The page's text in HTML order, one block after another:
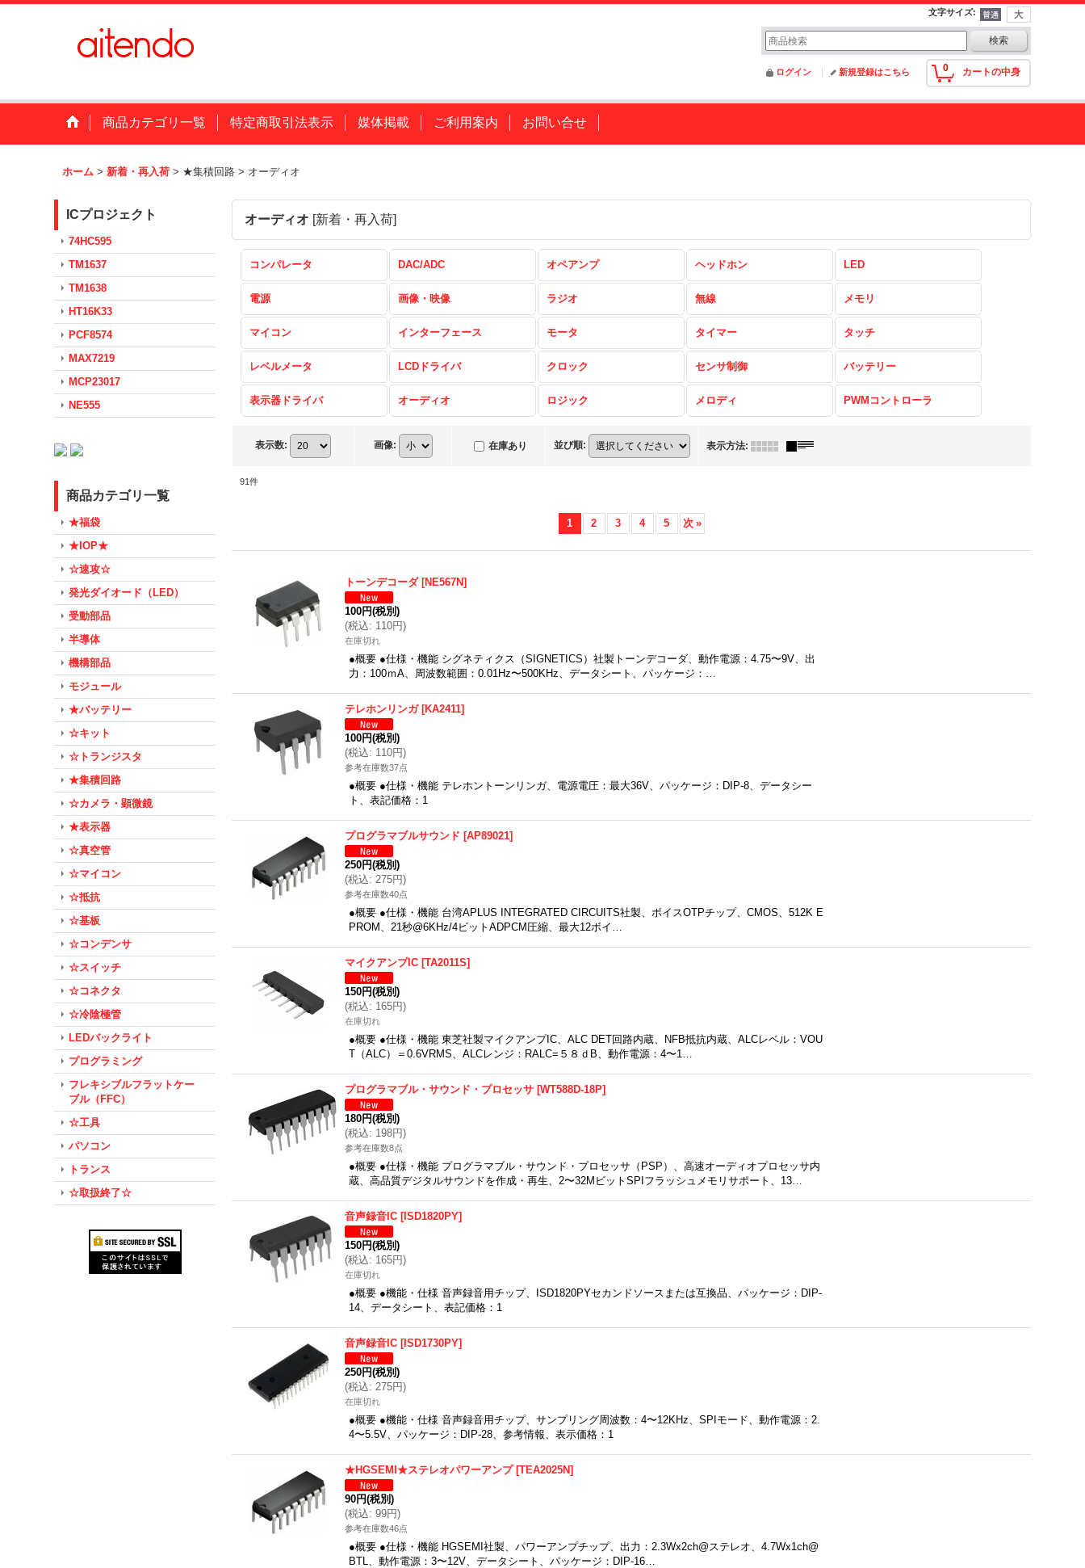
文字サイズ:
0 カートの中身
ログイン 新規登録はこちら
商品カテゴリ一覧 特定商取引法表示 媒体掲載 ご利用案内 お問い合せ
ホーム > 新着・再入荷 > ★集積回路 > オーディオ
ICプロジェクト
74HC595
TM1637
TM1638
HT16K33
PCF8574
MAX7219
MCP23017
NE555
商品カテゴリ一覧
★福袋
★IOP★
☆速攻☆
発光ダイオード（LED）
受動部品
半導体
機構部品
モジュール
★バッテリー
☆キット
☆トランジスタ
★集積回路
☆カメラ・顕微鏡
★表示器
☆真空管
☆マイコン
☆抵抗
☆基板
☆コンデンサ
☆スイッチ
☆コネクタ
☆冷陰極管
LEDバックライト
プログラミング
フレキシブルフラットケー
ブル（FFC）
☆工具
パソコン
トランス
☆取扱終了☆
オーディオ [新着・再入荷]
コンパレータ DAC/ADC オペアンプ ヘッドホン LED
電源 画像・映像 ラジオ 無線 メモリ
マイコン インターフェース モータ タイマー タッチ
レベルメータ LCDドライバ クロック センサ制御 バッテリー
表示器ドライバ オーディオ ロジック メロディ PWMコントローラ
表示数: 画像: 在庫あり 並び順: 表示方法:
91件
1 2 3 4 5 次 »
トーンデコーダ [NE567N]
100円(税別)
(税込: 110円)
在庫切れ
●概要 ●仕様・機能 シグネティクス（SIGNETICS）社製トーンデコーダ、動作電源：4.75〜9V、出
力：100ｍA、周波数範囲：0.01Hz〜500KHz、データシート、パッケージ：…
テレホンリンガ [KA2411]
100円(税別)
(税込: 110円)
参考在庫数37点
●概要 ●仕様・機能 テレホントーンリンガ、電源電圧：最大36V、パッケージ：DIP-8、データシー
ト、表記価格：1
プログラマブルサウンド [AP89021]
250円(税別)
(税込: 275円)
参考在庫数40点
●概要 ●仕様・機能 台湾APLUS INTEGRATED CIRCUITS社製、ボイスOTPチップ、CMOS、512K E
PROM、21秒@6KHz/4ビットADPCM圧縮、最大12ボイ…
マイクアンプIC [TA2011S]
150円(税別)
(税込: 165円)
在庫切れ
●概要 ●仕様・機能 東芝社製マイクアンプIC、ALC DET回路内蔵、NFB抵抗内蔵、ALCレベル：VOU
T（ALC）＝0.6VRMS、ALCレンジ：RALC=５８ｄB、動作電源：4〜1…
プログラマブル・サウンド・プロセッサ [WT588D-18P]
180円(税別)
(税込: 198円)
参考在庫数8点
●概要 ●仕様・機能 プログラマブル・サウンド・プロセッサ（PSP）、高速オーディオプロセッサ内
蔵、高品質デジタルサウンドを作成・再生、2〜32MビットSPIフラッシュメモリサポート、13…
音声録音IC [ISD1820PY]
150円(税別)
(税込: 165円)
在庫切れ
●概要 ●機能・仕様 音声録音用チップ、ISD1820PYセカンドソースまたは互換品、パッケージ：DIP-
14、データシート、表記価格：1
音声録音IC [ISD1730PY]
250円(税別)
(税込: 275円)
在庫切れ
●概要 ●機能・仕様 音声録音用チップ、サンプリング周波数：4〜12KHz、SPIモード、動作電源：2.
4〜5.5V、パッケージ：DIP-28、参考情報、表示価格：1
★HGSEMI★ステレオパワーアンプ [TEA2025N]
90円(税別)
(税込: 99円)
参考在庫数46点
●概要 ●仕様・機能 HGSEMI社製、パワーアンプチップ、出力：2.3Wx2ch@ステレオ、4.7Wx1ch@
BTL、動作電源：3〜12V、データシート、パッケージ：DIP-16…